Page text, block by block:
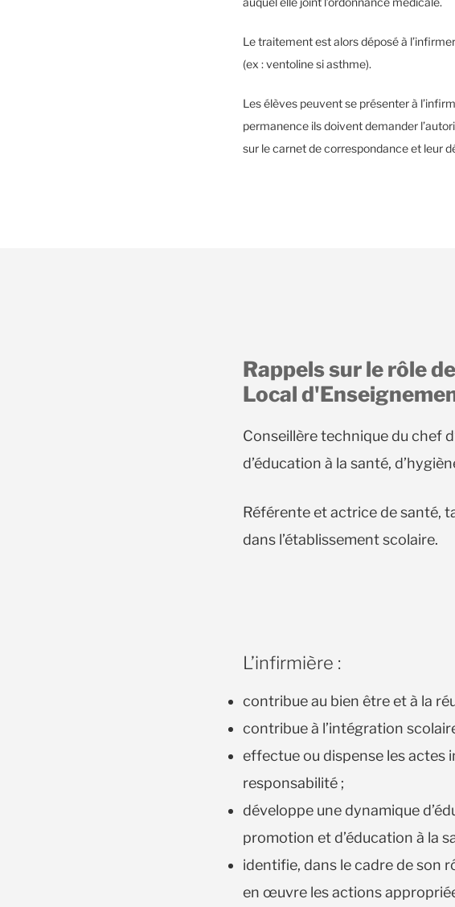
Le traitement est alors déposé à
(ex : ventoline si asthme).
Les élèves peuvent se présenter à
permanence ils doivent demander
sur le carnet de correspondance et leur
Rappels sur le rôle
Local
Conseillère technique du chef
d’éducation à la santé,
Référente et actrice de santé,
dans l’établissement scolaire.
L’infirmière :
contribue au bien être et à la
contribue à l’intégration
effectue ou dispense les actes
responsabilité ;
développe une dynamique
promotion et d’éducation à la
identifie, dans le cadre de son
en œuvre les actions